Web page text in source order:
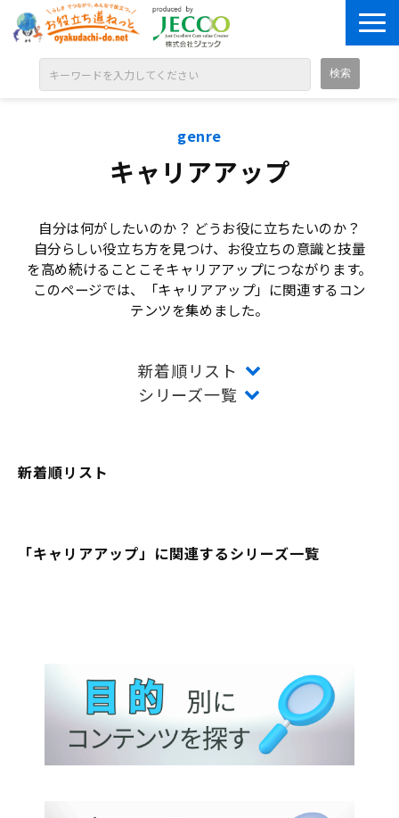
目的別に探す
ジャンル別に探す
OPEN BADGE
GALLERY
お知らせ
genre
キャリアアップ
自分は何がしたいのか？ どうお役に立ちたいのか？
自分らしい役立ち方を見つけ、お役立ちの意識と技量
を高め続けることこそキャリアアップにつながります。
このページでは、「キャリアアップ」に関連するコン
テンツを集めました。
新着順リスト
シリーズ一覧
新着順リスト
「キャリアアップ」に関連するシリーズ一覧